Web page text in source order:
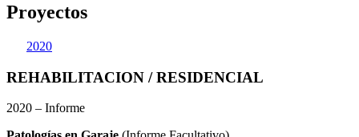
Proyectos
2020
REHABILITACION / RESIDENCIAL
2020 – Informe